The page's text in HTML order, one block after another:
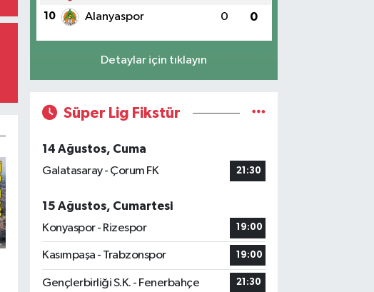
10 Alanyaspor 0 0
Detaylar için tıklayın
Süper Lig Fikstür
14 Ağustos, Cuma
Galatasaray - Çorum FK
21:30
15 Ağustos, Cumartesi
Konyaspor - Rizespor
19:00
Kasımpaşa - Trabzonspor 19:00
Gençlerbirliği S.K. - Fenerbahçe 21:30